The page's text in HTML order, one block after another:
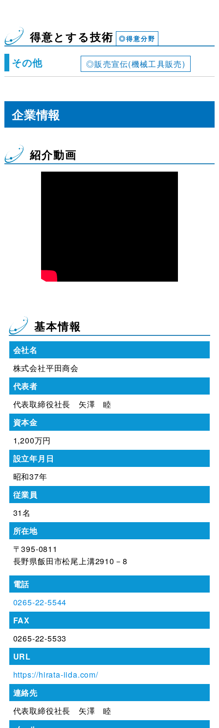
得意とする技術 ◎得意分野
その他 ◎販売宣伝(機械工具販売)
企業情報
紹介動画
基本情報
会社名
株式会社平田商会
代表者
代表取締役社長 矢澤 睦
資本金
1,200万円
設立年月日
昭和37年
従業員
31名
所在地
〒395-0811
長野県飯田市松尾上溝2910－8
電話
0265-22-5544
FAX
0265-22-5533
URL
https://hirata-iida.com/
連絡先
代表取締役社長 矢澤 睦